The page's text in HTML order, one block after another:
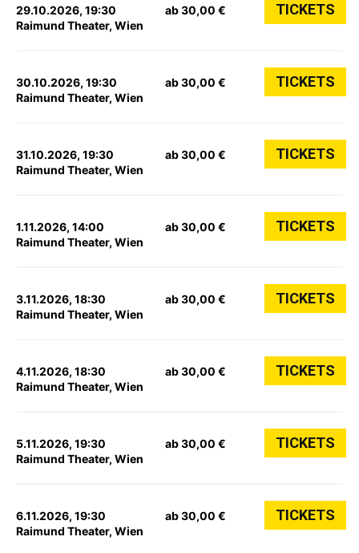
29.10.2026, 19:30
Raimund Theater, Wien
ab 30,00 € TICKETS
30.10.2026, 19:30
Raimund Theater, Wien
ab 30,00 € TICKETS
31.10.2026, 19:30
Raimund Theater, Wien
ab 30,00 € TICKETS
1.11.2026, 14:00
Raimund Theater, Wien
ab 30,00 € TICKETS
3.11.2026, 18:30
Raimund Theater, Wien
ab 30,00 € TICKETS
4.11.2026, 18:30
Raimund Theater, Wien
ab 30,00 € TICKETS
5.11.2026, 19:30
Raimund Theater, Wien
ab 30,00 € TICKETS
6.11.2026, 19:30
Raimund Theater, Wien
ab 30,00 € TICKETS